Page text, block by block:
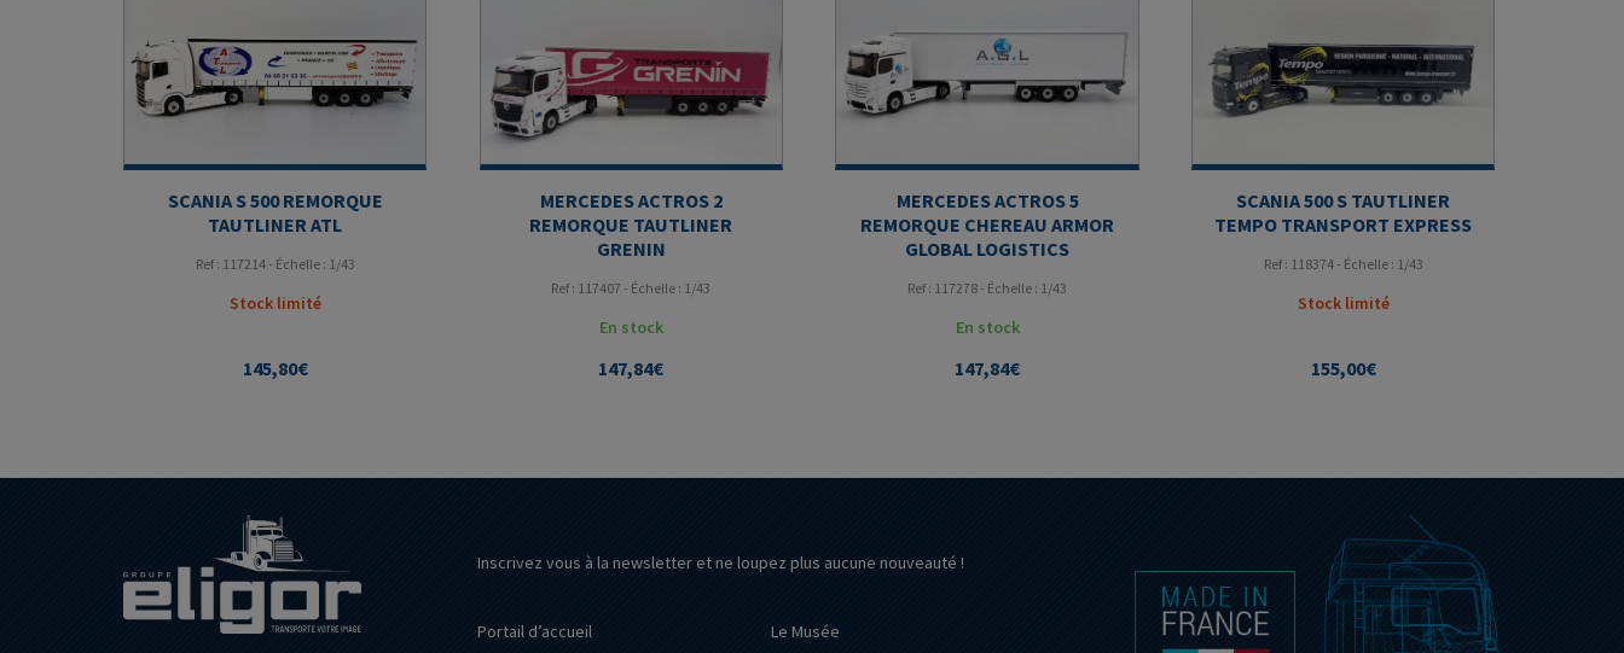
SCANIA S 500 REMORQUE
TAUTLINER ATL
Ref : 117214 - Échelle : 1/43
Stock limité
145,80€
MERCEDES ACTROS 2
REMORQUE TAUTLINER
GRENIN
Ref : 117407 - Échelle : 1/43
En stock
147,84€
MERCEDES ACTROS 5
REMORQUE CHEREAU ARMOR
GLOBAL LOGISTICS
Ref : 117278 - Échelle : 1/43
En stock
147,84€
SCANIA 500 S TAUTLINER
TEMPO TRANSPORT EXPRESS
Ref : 118374 - Échelle : 1/43
Stock limité
155,00€
Inscrivez vous à la newsletter et ne loupez plus aucune nouveauté !
Portail d’accueil Le Musée